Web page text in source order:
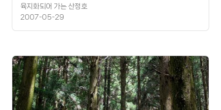
육지화되어 가는 산정호
2007-05-29